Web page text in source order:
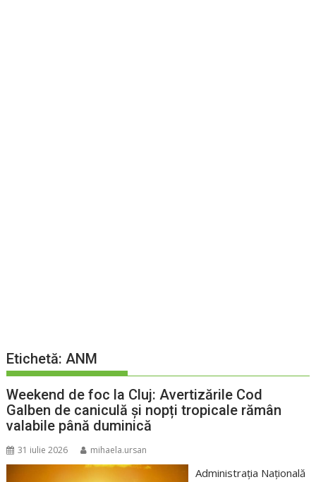
Etichetă:ANM
Weekend de foc la Cluj: Avertizările Cod
Galben de caniculă și nopți tropicale rămân
valabile până duminică
31 iulie 2026 mihaela.ursan
Administrația Națională